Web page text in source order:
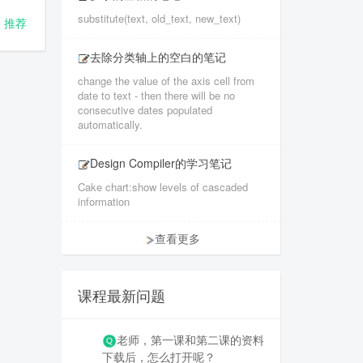
推荐 substitute(text, old_text, new_text)
去除分类轴上的空白的笔记
change the value of the axis cell from
date to text - then there will be no
consecutive dates populated
automatically.
Design Compiler的学习笔记
Cake chart:show levels of cascaded
information
查看更多
课程最新问题
老师，第一课和第二课的资料
下载后，怎么打开呢？